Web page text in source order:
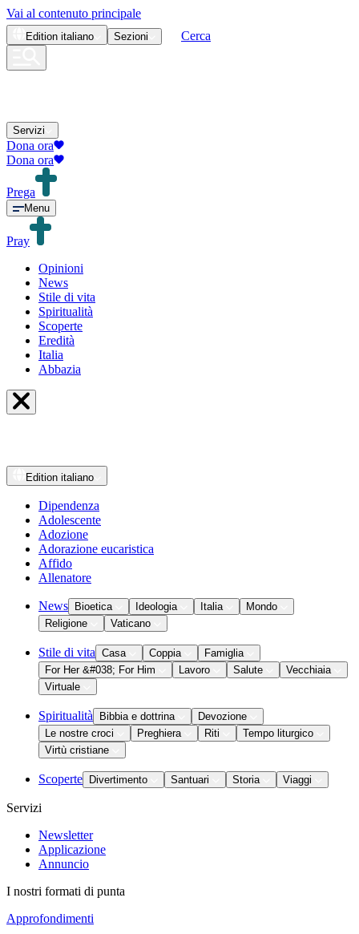
Vai al contenuto principale
Edition italiano Sezioni Cerca
Servizi
Dona ora
Dona ora
Prega
Menu
Pray
Opinioni
News
Stile di vita
Spiritualità
Scoperte
Eredità
Italia
Abbazia
Edition italiano
Dipendenza
Adolescente
Adozione
Adorazione eucaristica
Affido
Allenatore
News Bioetica Ideologia Italia
Mondo
Religione
Vaticano
Stile di vita Casa Coppia
Famiglia
For Her &#038; For Him
Lavoro Salute
Vecchiaia
Virtuale
Spiritualità Bibbia e dottrina
Devozione
Le nostre croci
Preghiera Riti
Tempo liturgico
Virtù cristiane
Scoperte Divertimento Santuari Storia Viaggi
Servizi
Newsletter
Applicazione
Annuncio
I nostri formati di punta
Approfondimenti